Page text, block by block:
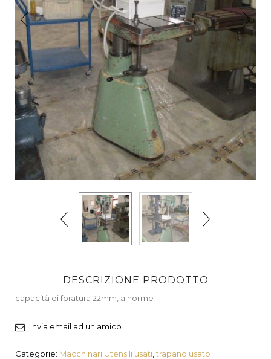
DESCRIZIONE PRODOTTO
capacità di foratura 22mm, a norme
Invia email ad un amico
Categorie: Macchinari Utensili usati ,trapano usato